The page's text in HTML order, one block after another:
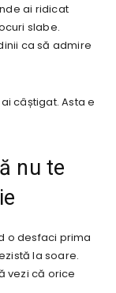
ai ridicat
slabe.
ca să admire
câștigat. Asta e
nu te
o desfaci prima
la soare.
vezi că orice